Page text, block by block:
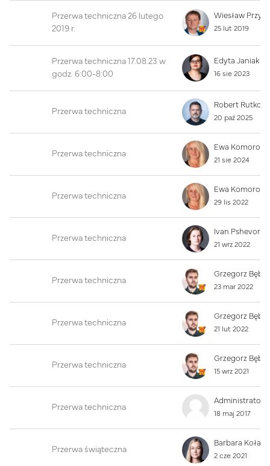
Przerwa techniczna 26 lutego
2019 r.
Wiesław
25 lut 2019
Przerwa techniczna 17.08.23 w
godz. 6:00-8:00
Edyta Janiak
16 sie 2023
Przerwa techniczna
20 paź 2025
Przerwa techniczna
21 sie 2024
Przerwa techniczna
29 lis 2022
Przerwa techniczna
21 wrz 2022
Przerwa techniczna
23 mar 2022
Przerwa techniczna
21 lut 2022
Przerwa techniczna
15 wrz 2021
Przerwa techniczna
18 maj 2017
Przerwa świąteczna
2 cze 2021